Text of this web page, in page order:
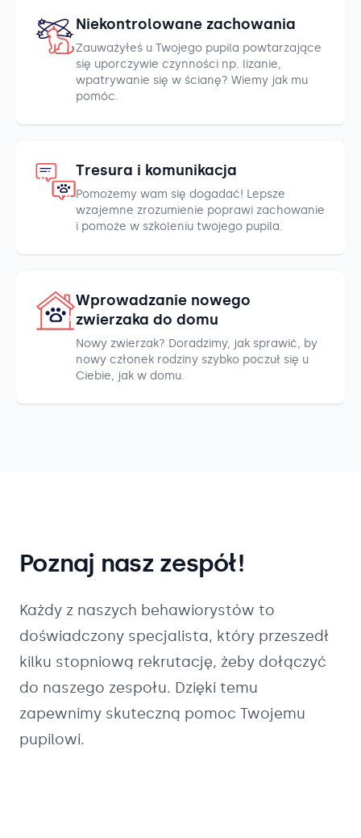
Niekontrolowane zachowania
Zauważyłeś u Twojego pupila powtarzające
się uporczywie czynności np. lizanie,
wpatrywanie się w ścianę? Wiemy jak mu
pomóc.
Tresura i komunikacja
Pomożemy wam się dogadać! Lepsze
wzajemne zrozumienie poprawi zachowanie
i pomoże w szkoleniu twojego pupila.
Wprowadzanie nowego
zwierzaka do domu
Nowy zwierzak? Doradzimy, jak sprawić, by
nowy członek rodziny szybko poczuł się u
Ciebie, jak w domu.
Poznaj nasz zespół!
Każdy z naszych behawiorystów to
doświadczony specjalista, który przeszedł
kilku stopniową rekrutację, żeby dołączyć
do naszego zespołu. Dzięki temu
zapewnimy skuteczną pomoc Twojemu
pupilowi.